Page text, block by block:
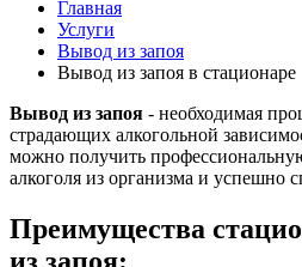
Главная
Услуги
Вывод из запоя
Вывод из запоя в стационаре
Вывод из запоя - необходимая
страдающих алкогольной
можно получить
алкоголя из организма и успешно
Преимущества
из запоя: